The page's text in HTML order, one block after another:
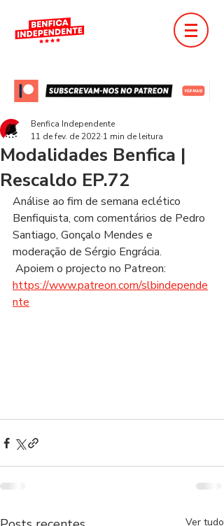
Modalidades Benfica |
Rescaldo EP.72
Benfica Independente
11 de fev. de 2022 1 min de leitura
Análise ao fim de semana eclético
Benfiquista, com comentários de Pedro
Santiago, Gonçalo Mendes e
moderação de Sérgio Engrácia.
Apoiem o projecto no Patreon:
https://www.patreon.com/slbindepende
nte
Ver tudo